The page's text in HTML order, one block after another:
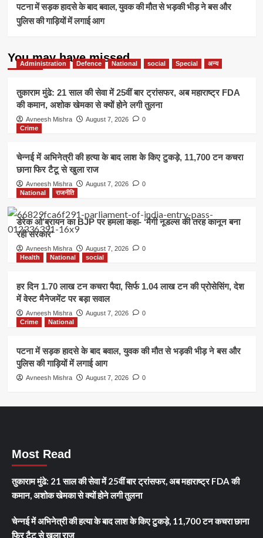
पटना में सड़क हादसे के बाद बवाल, युवक की मौत से भड़की भीड़ ने बस और
पुलिस की गाड़ियों में लगाई आग
You may have missed
Administration Defence National social Special अन्य
तुकाराम मुंढे: 21 साल की सेवा में 25वीं बार ट्रांसफर, अब महाराष्ट्र FDA
की कमान, अशोक खेमका से क्यों होने लगी तुलना
Avneesh Mishra August 7, 2026
0
Crime
चेन्नई में अभिनेत्री की हत्या के बाद लाश के किए टुकड़े, 11,700 टन कचरा
छाना फिर टैटू से खुला राज
Avneesh Mishra August 7, 2026
0
National
राजनीति
डेरेक ओ’ब्रायन का BJP पर हमला कहा- ‘मैगी नूडल्स की तरह कानून बना
रही सरकार’
Avneesh Mishra August 7, 2026
0
Health
National social
हर दिन 1.70 लाख टन कचरा पैदा, सिर्फ 1.04 लाख टन की प्रोसेसिंग, देश
में वेस्ट मैनेजमेंट पर बड़ा सवाल
Avneesh Mishra August 7, 2026
0
Crime
National
पटना में सड़क हादसे के बाद बवाल, युवक की मौत से भड़की भीड़ ने बस और
पुलिस की गाड़ियों में लगाई आग
Avneesh Mishra August 7, 2026 0
Most Read
तुकाराम मुंढे: 21 साल की सेवा में 25वीं बार ट्रांसफर, अब महाराष्ट्र FDA की
कमान, अशोक खेमका से क्यों होने लगी तुलना
चेन्नई में अभिनेत्री की हत्या के बाद लाश के किए टुकड़े, 11,700 टन कचरा छाना
फिर टैटू से खुला राज